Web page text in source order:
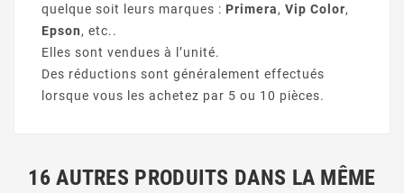
quelque soit leurs marques : Primera, Vip Color,
Epson, etc..
Elles sont vendues à l’unité.
Des réductions sont généralement effectués
lorsque vous les achetez par 5 ou 10 pièces.
16 AUTRES PRODUITS DANS LA MÊME